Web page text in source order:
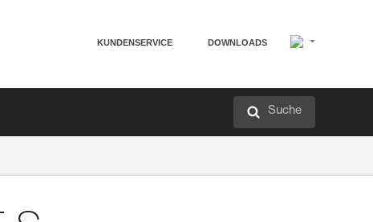
KUNDENSERVICE DOWNLOADS
Suche